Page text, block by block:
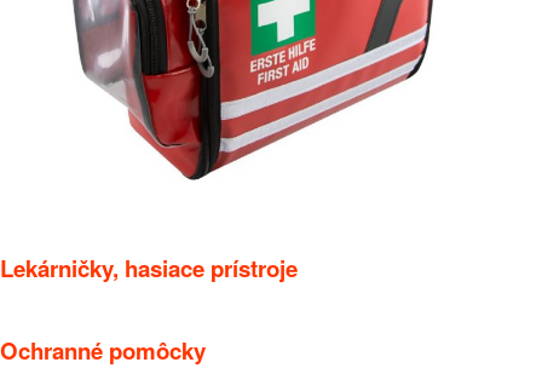
Lekárničky, hasiace prístroje
Ochranné pomôcky